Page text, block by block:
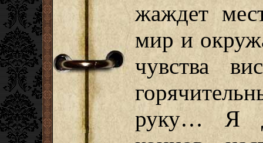
жаждет
мир и
чувства
руку… Я